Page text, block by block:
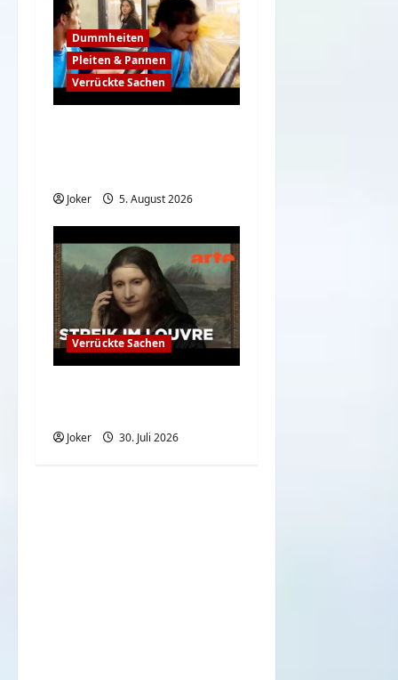
Dummheiten
Pleiten & Pannen
Verrückte Sachen
Joker 5. August 2026
Verrückte Sachen
Joker 30. Juli 2026